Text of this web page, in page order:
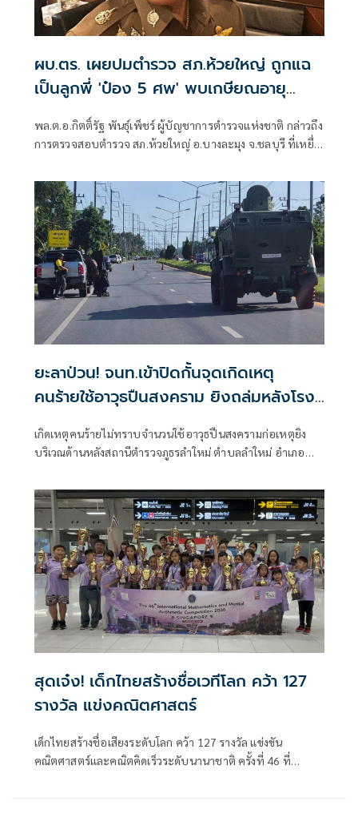
ผบ.ตร. เผยปมตำรวจ สภ.ห้วยใหญ่ ถูกแฉ
เป็นลูกพี่ 'ป๋อง 5 ศพ' พบเกษียณอายุ
ตั้งแต่ปี 57
พล.ต.อ.กิตติ์รัฐ พันธุ์เพ็ชร์ ผู้บัญชาการตำรวจแห่งชาติ กล่าวถึง
การตรวจสอบตำรวจ สภ.ห้วยใหญ่ อ.บางละมุง จ.ชลบุรี ที่เหยื่อ
มาระบุว่า นายป๋องเป็นเด็กเดินยาของตำรวจ สภ.ห้วยใหญ่
ยะลาป่วน! จนท.เข้าปิดกั้นจุดเกิดเหตุ
คนร้ายใช้อาวุธปืนสงคราม ยิงถล่มหลังโรง
เกิดเหตุคนร้ายไม่ทราบจำนวนใช้อาวุธปืนสงครามก่อเหตุยิง
บริเวณด้านหลังสถานีตำรวจภูธรลำใหม่ ตำบลลำใหม่ อำเภอ
สุดเจ๋ง! เด็กไทยสร้างชื่อเวทีโลก คว้า 127
รางวัล แข่งคณิตศาสตร์
เด็กไทยสร้างชื่อเสียงระดับโลก คว้า 127 รางวัล แข่งขัน
คณิตศาสตร์และคณิตคิดเร็วระดับนานาชาติ ครั้งที่ 46 ที่